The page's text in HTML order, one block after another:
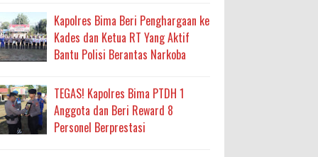
Siap EdarKapolres Bima Beri Penghargaan ke
Kades dan Ketua RT Yang Aktif
Bantu Polisi Berantas Narkoba
TEGAS! Kapolres Bima PTDH 1
Anggota dan Beri Reward 8
Personel Berprestasi